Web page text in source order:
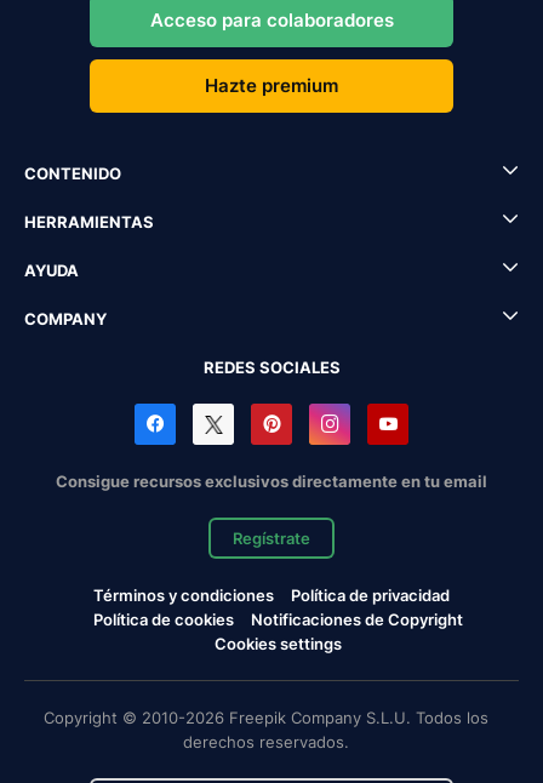
Acceso para colaboradores
Hazte premium
CONTENIDO
HERRAMIENTAS
AYUDA
COMPANY
REDES SOCIALES
Consigue recursos exclusivos directamente en tu email
Regístrate
Términos y condiciones
Política de privacidad
Política de cookies
Notificaciones de Copyright
Cookies settings
Copyright © 2010-2026 Freepik Company S.L.U. Todos los
derechos reservados.